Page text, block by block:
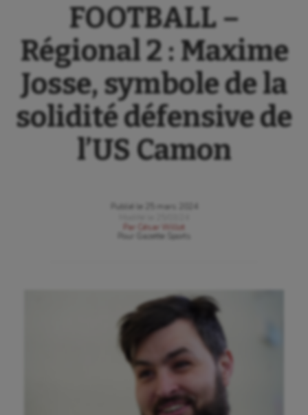
FOOTBALL –
Régional 2 : Maxime
Josse, symbole de la
solidité défensive de
l’US Camon
Publié le
25 mars 2024
Par
César Willot
Gazette Sports